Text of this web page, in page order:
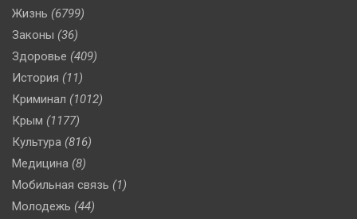
Жизнь (6799)
Законы (36)
Здоровье (409)
История (11)
Криминал (1012)
Крым (1177)
Культура (816)
Медицина (8)
Мобильная связь (1)
Молодежь (44)